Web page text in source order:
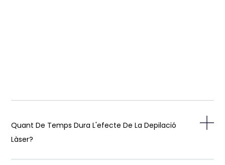
Quant De Temps Dura L'efecte De La Depilació
Làser?